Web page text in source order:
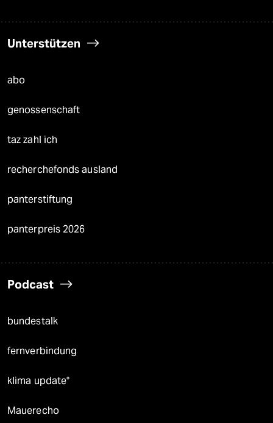
Unterstützen
abo
genossenschaft
taz zahl ich
recherchefonds ausland
panterstiftung
panterpreis 2026
Podcast
bundestalk
fernverbindung
klima update°
Mauerecho